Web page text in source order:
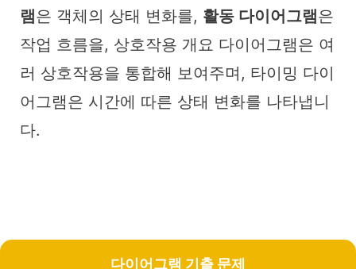
램은 객체의 상태 변화를, 활동 다이어그램은
작업 흐름을, 상호작용 개요 다이어그램은 여
러 상호작용을 통합해 보여주며, 타이밍 다이
어그램은 시간에 따른 상태 변화를 나타냅니
다.
다이어그램 기출 문제